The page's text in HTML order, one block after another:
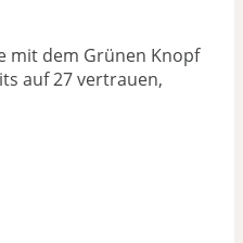
mit dem Grünen Knopf
auf 27 vertrauen,